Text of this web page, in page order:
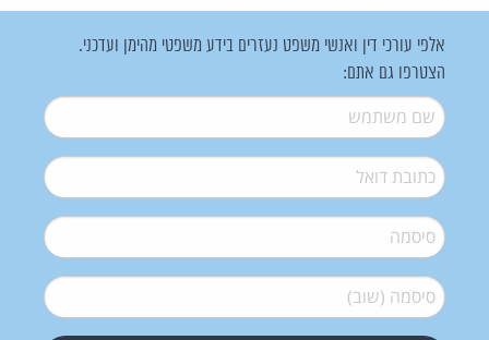
אלפי עורכי דין ואנשי משפט נעזרים בידע משפטי מהימן ועדכני.
הצטרפו גם אתם:
שם משתמש*
דואל*
סיסמה*
סיסמה (שוב)*